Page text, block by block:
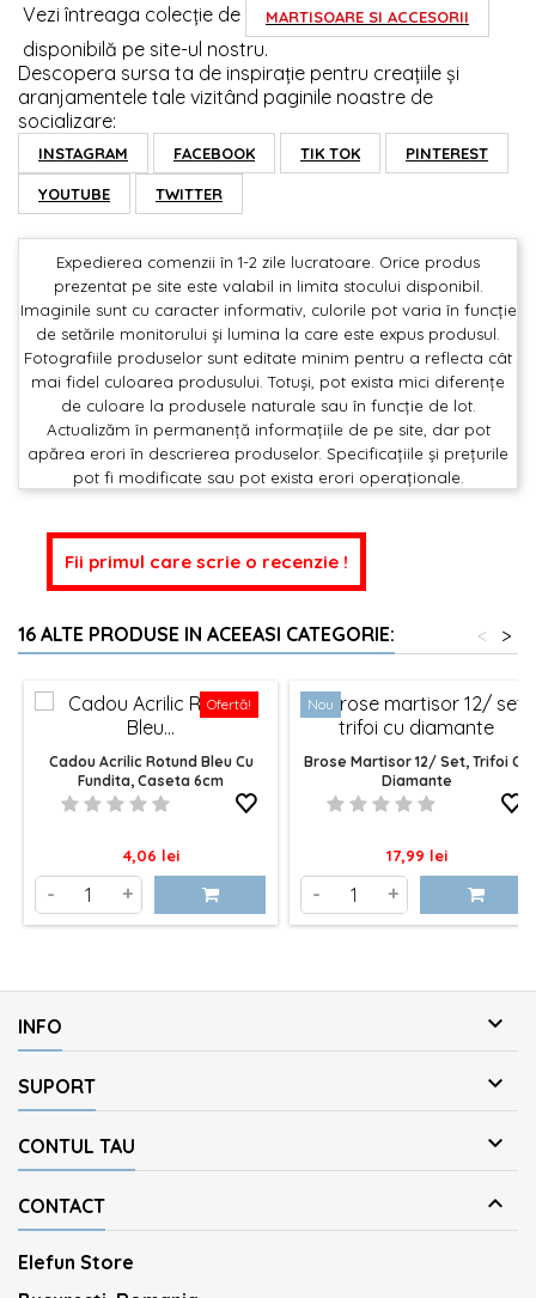
Vezi întreaga colecție de
MARTISOARE SI ACCESORII
disponibilă pe site-ul nostru.
Descopera sursa ta de inspirație pentru creațiile și
aranjamentele tale vizitând paginile noastre de
socializare:
INSTAGRAM FACEBOOK TIK TOK PINTEREST
YOUTUBE TWITTER
Expedierea comenzii în 1-2 zile lucratoare. Orice produs
prezentat pe site este valabil in limita stocului disponibil.
Imaginile sunt cu caracter informativ, culorile pot varia în funcție
de setările monitorului și lumina la care este expus produsul.
Fotografiile produselor sunt editate minim pentru a reflecta cât
mai fidel culoarea produsului. Totuși, pot exista mici diferențe
de culoare la produsele naturale sau în funcție de lot.
Actualizăm în permanență informațiile de pe site, dar pot
apărea erori în descrierea produselor. Specificațiile și prețurile
pot fi modificate sau pot exista erori operaționale.
Fii primul care scrie o recenzie !
16 ALTE PRODUSE IN ACEEASI CATEGORIE: >
<
Ofertă!
Cadou Acrilic Rotund Bleu Cu
Fundita, Caseta 6cm
Pret
4,06 lei
- +
Nou
Brose Martisor 12/ Set, Trifoi Cu
Diamante
Pret
17,99 lei
- +
INFO 
SUPORT 
CONTUL TAU 
CONTACT 
Elefun Store